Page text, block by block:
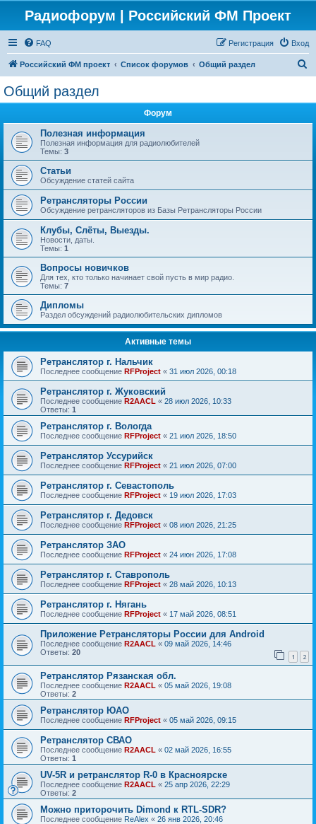
Радиофорум | Российский ФМ Проект
FAQ Вход
Регистрация
Российский ФМ проект Список форумов Общий раздел
Общий раздел
Форум
Полезная информация
Полезная информация для радиолюбителей
Темы: 3
Статьи
Обсуждение статей сайта
Ретрансляторы России
Обсуждение ретрансляторов из Базы Ретрансляторы России
Клубы, Слёты, Выезды.
Новости, даты.
Темы: 1
Вопросы новичков
Для тех, кто только начинает свой пусть в мир радио.
Темы: 7
Дипломы
Раздел обсуждений радиолюбительских дипломов
Активные темы
Ретранслятор г. Нальчик
Последнее сообщение RFProject « 31 июл 2026, 00:18
Ретранслятор г. Жуковский
Последнее сообщение R2AACL « 28 июл 2026, 10:33
Ответы: 1
Ретранслятор г. Вологда
Последнее сообщение RFProject « 21 июл 2026, 18:50
Ретранслятор Уссурийск
Последнее сообщение RFProject « 21 июл 2026, 07:00
Ретранслятор г. Севастополь
Последнее сообщение RFProject « 19 июл 2026, 17:03
Ретранслятор г. Дедовск
Последнее сообщение RFProject « 08 июл 2026, 21:25
Ретранслятор ЗАО
Последнее сообщение RFProject « 24 июн 2026, 17:08
Ретранслятор г. Ставрополь
Последнее сообщение RFProject « 28 май 2026, 10:13
Ретранслятор г. Нягань
Последнее сообщение RFProject « 17 май 2026, 08:51
Приложение Ретрансляторы России для Android
Последнее сообщение R2AACL « 09 май 2026, 14:46
Ответы: 20 1 2
Ретранслятор Рязанская обл.
Последнее сообщение R2AACL « 05 май 2026, 19:08
Ответы: 2
Ретранслятор ЮАО
Последнее сообщение RFProject « 05 май 2026, 09:15
Ретранслятор СВАО
Последнее сообщение R2AACL « 02 май 2026, 16:55
Ответы: 1
UV-5R и ретранслятор R-0 в Красноярске
Последнее сообщение R2AACL « 25 апр 2026, 22:29
Ответы: 2
Можно приторочить Dimond к RTL-SDR?
Последнее сообщение ReAlex « 26 янв 2026, 20:46